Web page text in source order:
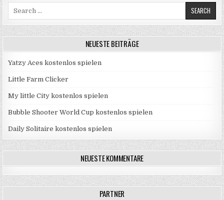
NEUESTE BEITRÄGE
Yatzy Aces kostenlos spielen
Little Farm Clicker
My little City kostenlos spielen
Bubble Shooter World Cup kostenlos spielen
Daily Solitaire kostenlos spielen
NEUESTE KOMMENTARE
PARTNER